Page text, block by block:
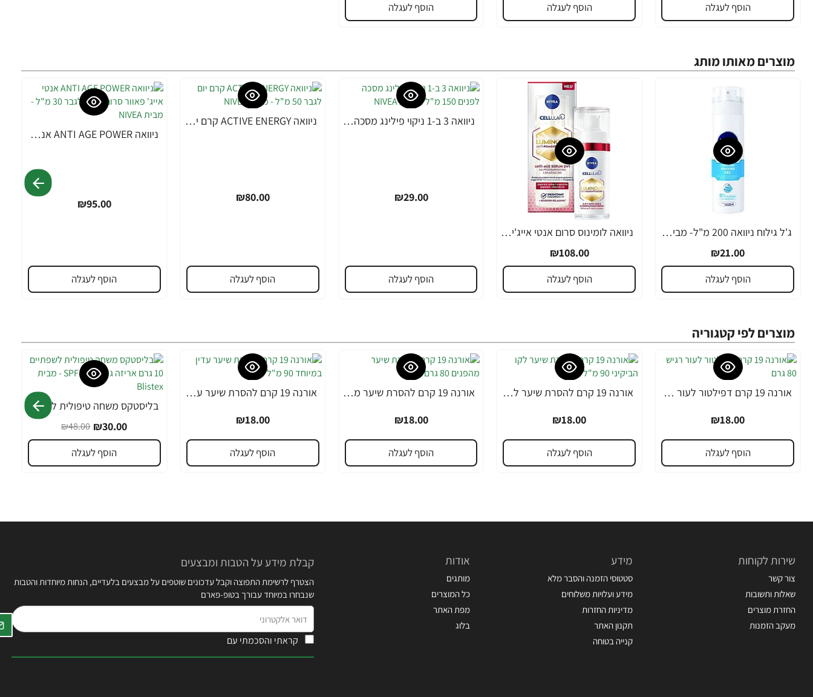
הוסף לעגלה הוסף לעגלה הוסף לעגלה
מוצרים מאותו מותג
ג'ל גילוח ניוואה 200 מ"ל- מבית NIVEA
₪21.00
הוסף לעגלה
ניוואה לומינוס סרום אנטי אייג'ינג לטיפול בכתמים כהים 30 מ"ל - מבית NIVEA
₪108.00
הוסף לעגלה
ניוואה 3 ב-1 ניקוי פילינג מסכה לפנים 150 מ"ל - מבית NIVEA
₪29.00
הוסף לעגלה
ניוואה ACTIVE ENERGY קרם יום לגבר 50 מ"ל - מבית NIVEA
₪80.00
הוסף לעגלה
ניוואה ANTI AGE POWER אנטי אייג' פאוור סרום 2 ב-1 לגבר 30 מ"ל - מבית NIVEA
₪95.00
הוסף לעגלה
מוצרים לפי קטגוריה
אורנה 19 קרם דפילטור לעור רגיש 80 גרם
₪18.00
הוסף לעגלה
אורנה 19 קרם להסרת שיער לקו הביקיני 90 מ"ל
₪18.00
הוסף לעגלה
אורנה 19 קרם להסרת שיער מהפנים 80 גרם
₪18.00
הוסף לעגלה
אורנה 19 קרם להסרת שיער עדין במיוחד 90 מ"ל
₪18.00
הוסף לעגלה
-38%
בליסטקס משחה טיפולית לשפתיים 10 גרם אריזה גדולה SPF 10 - מבית Blistex
₪30.00
₪48.00
הוסף לעגלה
שירות לקוחות
צור קשר
שאלות ותשובות
החזרת מוצרים
מעקב הזמנות
מידע
סטטוסי הזמנה והסבר מלא
מידע ועלויות משלוחים
מדיניות החזרות
תקנון האתר
קנייה בטוחה
אודות
מותגים
כל המוצרים
מפת האתר
בלוג
קבלת מידע על הטבות ומבצעים
הצטרף לרשימת התפוצה וקבל עדכונים שוטפים על מבצעים בלעדיים, הנחות מיוחדות והטבות
שנבחרו במיוחד עבורך בטופ-פארם
אלקטרוני
קראתי והסכמתי עם